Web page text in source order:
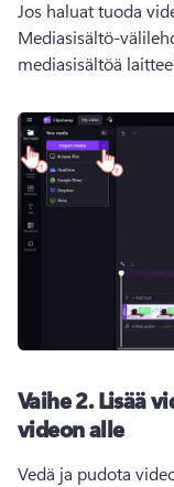
Jos haluat tuoda
Mediasisältö-
mediasisältöä
Vaihe 2.Lisää
videon alle
Vedä ja pudota